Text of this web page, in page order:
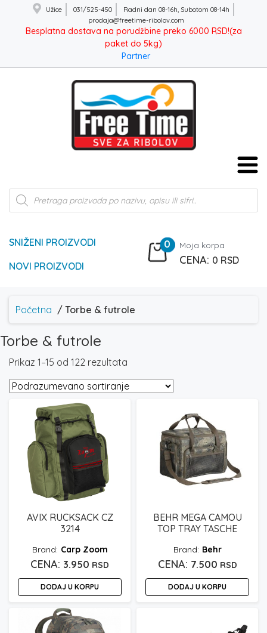
Užice 031/525-450
Radni dan 08-16h, Subotom 08-14h
prodaja@freetime-ribolov.com
Besplatna dostava na porudžbine preko 6000 RSD!(za
paket do 5kg)
Partner
Products
search
SNIŽENI PROIZVODI
NOVI PROIZVODI
0 Moja korpa
0 RSD
Početna / Torbe & futrole
Torbe & futrole
Prikaz 1–15 od 122 rezultata
AVIX RUCKSACK CZ
3214
Carp Zoom
3.950 RSD
DODAJ U KORPU
BEHR MEGA CAMOU
TOP TRAY TASCHE
Behr
7.500 RSD
DODAJ U KORPU